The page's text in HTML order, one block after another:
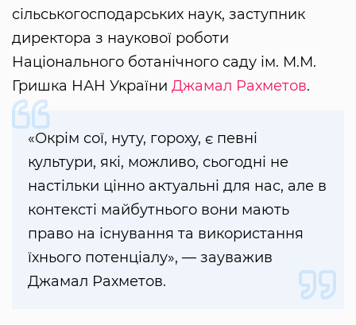
сільськогосподарських наук, заступник
директора з наукової роботи
Національного ботанічного саду ім. М.М.
Гришка НАН України Джамал Рахметов.
«Окрім сої, нуту, гороху, є певні
культури, які, можливо, сьогодні не
настільки цінно актуальні для нас, але в
контексті майбутнього вони мають
право на існування та використання
їхнього потенціалу», — зауважив
Джамал Рахметов.